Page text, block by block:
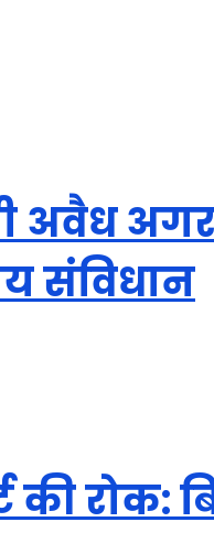
अवैध
संविधान
रोक: